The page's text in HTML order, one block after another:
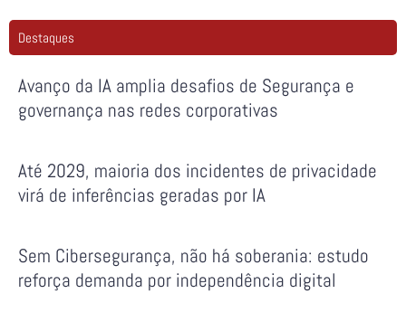
Destaques
Avanço da IA amplia desafios de Segurança e
governança nas redes corporativas
Até 2029, maioria dos incidentes de privacidade
virá de inferências geradas por IA
Sem Cibersegurança, não há soberania: estudo
reforça demanda por independência digital